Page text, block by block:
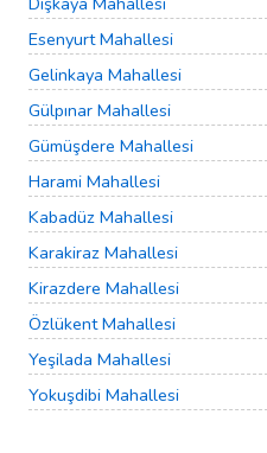
Esenyurt Mahallesi
Gelinkaya Mahallesi
Gülpınar Mahallesi
Gümüşdere Mahallesi
Harami Mahallesi
Kabadüz Mahallesi
Karakiraz Mahallesi
Kirazdere Mahallesi
Özlükent Mahallesi
Yeşilada Mahallesi
Yokuşdibi Mahallesi